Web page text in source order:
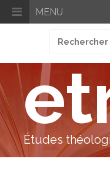
MENU
pour
Études